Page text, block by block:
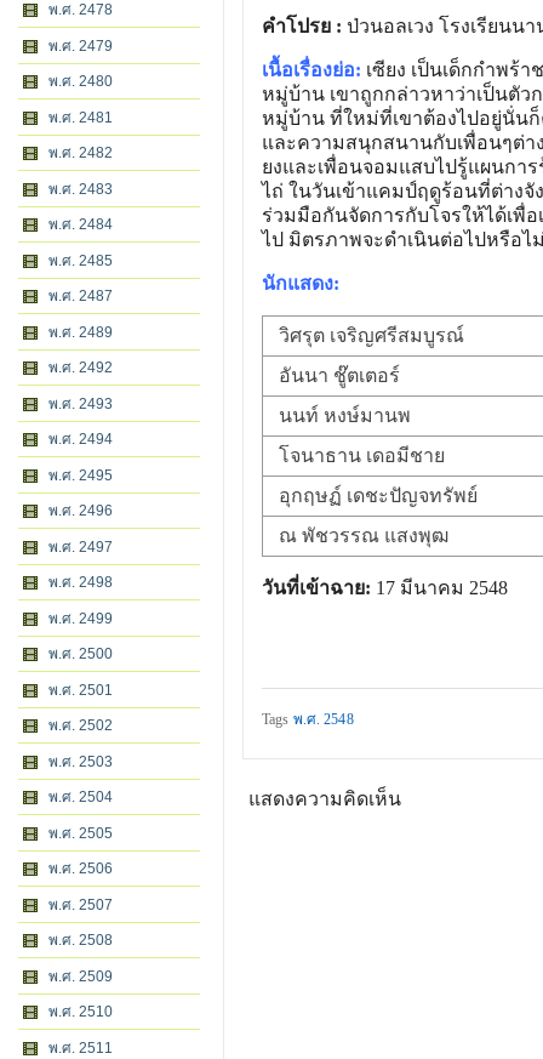
พ.ศ. 2478
พ.ศ. 2479
พ.ศ. 2480
พ.ศ. 2481
พ.ศ. 2482
พ.ศ. 2483
พ.ศ. 2484
พ.ศ. 2485
พ.ศ. 2487
พ.ศ. 2489
พ.ศ. 2492
พ.ศ. 2493
พ.ศ. 2494
พ.ศ. 2495
พ.ศ. 2496
พ.ศ. 2497
พ.ศ. 2498
พ.ศ. 2499
พ.ศ. 2500
พ.ศ. 2501
พ.ศ. 2502
พ.ศ. 2503
พ.ศ. 2504
พ.ศ. 2505
พ.ศ. 2506
พ.ศ. 2507
พ.ศ. 2508
พ.ศ. 2509
พ.ศ. 2510
พ.ศ. 2511
คำโปรย : ป่วนอลเวง โรงเรียนน
เนื้อเรื่องย่อ: เซียง เป็นเด็กกำพร้
หมู่บ้าน เขาถูกกล่าวหาว่าเป็นตัว
หมู่บ้าน ที่ใหม่ที่เขาต้องไปอยู่นั่น
และความสนุกสนานกับเพื่อนๆต่าง
ยงและเพื่อนจอมแสบไปรู้แผนการ
ไถ่ ในวันเข้าแคมป์ฤดูร้อนที่ต่างจั
ร่วมมือกันจัดการกับโจรให้ได้เพื่
ไป มิตรภาพจะดำเนินต่อไปหรือไ
นักแสดง:
วิศรุต เจริญศรีสมบูรณ์
อันนา ชู๊ตเตอร์
นนท์ หงษ์มานพ
โจนาธาน เดอมีชาย
อุกฤษฏ์ เดชะปัญจทรัพย์
ณ พัชวรรณ แสงพุฒ
วันที่เข้าฉาย: 17 มีนาคม 2548
Tags พ.ศ. 2548
แสดงความคิดเห็น